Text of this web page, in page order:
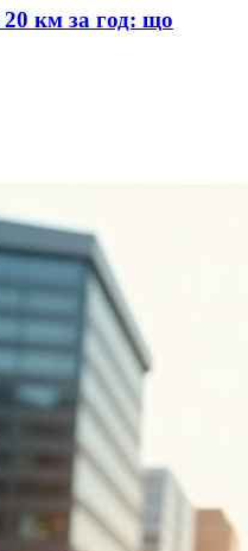
20 км за год: що